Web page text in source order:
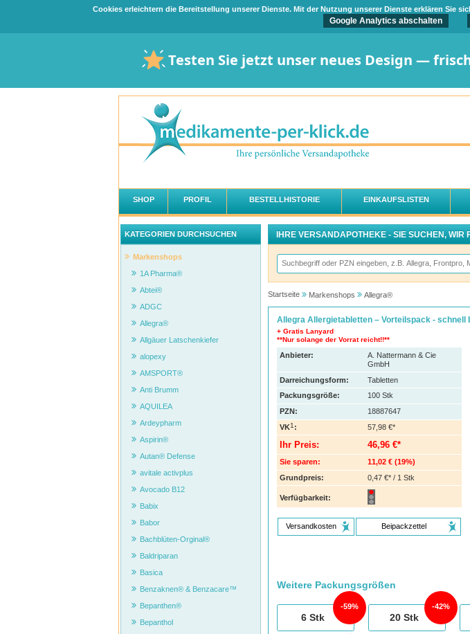
Cookies erleichtern die Bereitstellung unserer Dienste. Mit der Nutzung unserer Dienste erklären Sie
Google Analytics abschalten
Testen Sie jetzt unser neues Design —
SHOP PROFIL BESTELLHISTORIE EINKAUFSLISTEN
IHRE VERSANDAPOTHEKE - SIE SUCHEN, WIR
Startseite Markenshops Allegra®
Allegra Allergietabletten – Vorteilspack - schnell
+ Gratis Lanyard
**Nur solange der Vorrat reicht!!**
Anbieter:
A. Nattermann & Cie
GmbH
Darreichungsform:
Tabletten
Packungsgröße:
100 Stk
PZN:
18887647
VK1: 57,98 €*
Ihr Preis: 46,96 €*
Sie sparen: 11,02 € (19%)
Grundpreis:
0,47 €* / 1 Stk
Verfügbarkeit:
Versandkosten Beipackzettel
Weitere Packungsgrößen
6Stk
59%
20Stk
42%
KATEGORIEN DURCHSUCHEN
Markenshops
1A Pharma®
Abtei®
ADGC
Allegra®
Allgäuer Latschenkiefer
alopexy
AMSPORT®
Anti Brumm
AQUILEA
Ardeypharm
Aspirin®
Autan® Defense
avitale activplus
Avocado B12
Babix
Babor
Bachblüten-Orginal®
Baldriparan
Basica
Benzaknen® & Benzacare™
Bepanthen®
Bepanthol